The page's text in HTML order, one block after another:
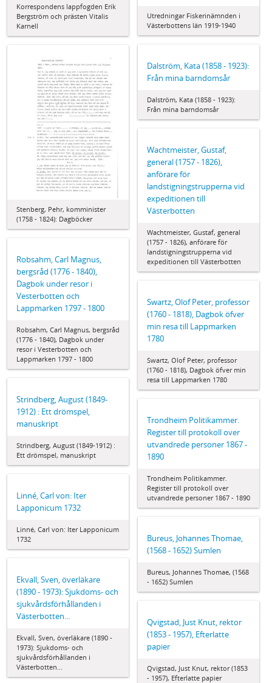
Korrespondens lappfogden Erik
Bergström och prästen Vitalis
Karnell
Utredningar Fiskerinämnden i
Västerbottens län 1919-1940
Dalström, Kata (1858 - 1923):
Från mina barndomsår
Dalström, Kata (1858 - 1923):
Från mina barndomsår
Stenberg, Pehr, komminister
(1758 - 1824): Dagböcker
Wachtmeister, Gustaf,
general (1757 - 1826),
anförare för
landstigningstrupperna vid
expeditionen till
Västerbotten
Wachtmeister, Gustaf, general
(1757 - 1826), anförare för
landstigningstrupperna vid
expeditionen till Västerbotten
Robsahm, Carl Magnus,
bergsråd (1776 - 1840),
Dagbok under resor i
Vesterbotten och
Lappmarken 1797 - 1800
Robsahm, Carl Magnus, bergsråd
(1776 - 1840), Dagbok under
resor i Vesterbotten och
Lappmarken 1797 - 1800
Swartz, Olof Peter, professor
(1760 - 1818), Dagbok öfver
min resa till Lappmarken
1780
Swartz, Olof Peter, professor
(1760 - 1818), Dagbok öfver min
resa till Lappmarken 1780
Strindberg, August (1849-
1912) : Ett drömspel,
manuskript
Strindberg, August (1849-1912) :
Ett drömspel, manuskript
Trondheim Politikammer.
Register till protokoll over
utvandrede personer 1867 -
1890
Trondheim Politikammer.
Register till protokoll over
utvandrede personer 1867 - 1890
Linné, Carl von: Iter
Lapponicum 1732
Linné, Carl von: Iter Lapponicum
1732
Bureus, Johannes Thomae,
(1568 - 1652) Sumlen
Bureus, Johannes Thomae, (1568
- 1652) Sumlen
Ekvall, Sven, överläkare
(1890 - 1973): Sjukdoms- och
sjukvårdsförhållanden i
Västerbotten...
Ekvall, Sven, överläkare (1890 -
1973): Sjukdoms- och
sjukvårdsförhållanden i
Västerbotten...
Qvigstad, Just Knut, rektor
(1853 - 1957), Efterlatte
papier
Qvigstad, Just Knut, rektor (1853
- 1957), Efterlatte papier